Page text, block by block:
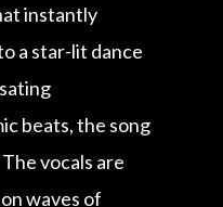
instantly
a star-lit dance
beats, the song
vocals are
waves of